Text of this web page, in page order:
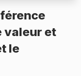
valeur et
le